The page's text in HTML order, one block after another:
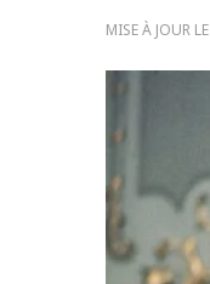
MISE À JOUR LE